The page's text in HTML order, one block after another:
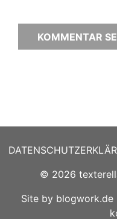
© 2026
Site by blogwork.de